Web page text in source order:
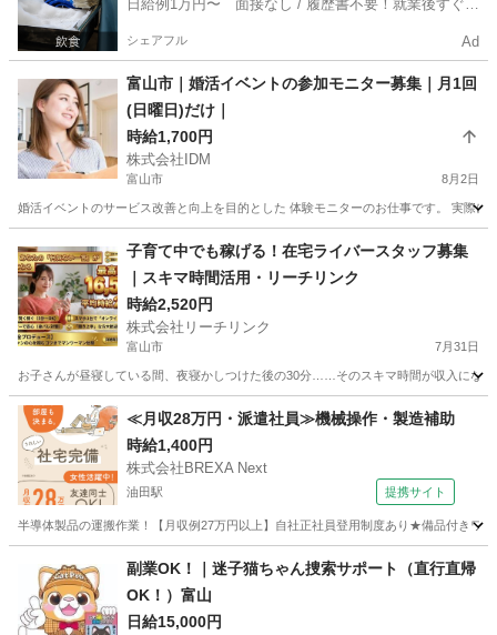
日給例1万円〜 面接なし / 履歴書不要！就業後すぐに
シェアフル Ad
富山市｜婚活イベントの参加モニター募集｜月1回
(日曜日)だけ｜
時給1,700円
株式会社IDM
富山市 8月2日
婚活イベントのサービス改善と向上を目的とした 体験モニターのお仕事です。 実際
その他 アンケート
子育て中でも稼げる！在宅ライバースタッフ募集
｜スキマ時間活用・リーチリンク
時給2,520円
株式会社リーチリンク
富山市 7月31日
お子さんが昼寝している間、夜寝かしつけた後の30分……そのスキマ時間が収入にな
富山 富山市 その他 リスナー
≪月収28万円・派遣社員≫機械操作・製造補助
時給1,400円
株式会社BREXA Next
油田駅 提携サイト
半導体製品の運搬作業！【月収例27万円以上】自社正社員登用制度あり★備品付き
油田駅 その他
副業OK！｜迷子猫ちゃん捜索サポート（直行直帰
OK！）富山
日給15,000円